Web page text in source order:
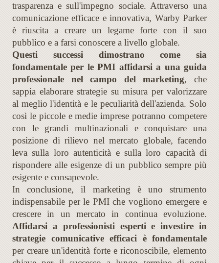
trasparenza e sull'impegno sociale. Attraverso una
comunicazione efficace e innovativa, Warby Parker
è riuscita a creare un legame forte con il suo
pubblico e a farsi conoscere a livello globale.
Questi successi dimostrano come sia
fondamentale per le PMI affidarsi a una guida
professionale nel campo del marketing, che
sappia elaborare strategie su misura per valorizzare
al meglio l'identità e le peculiarità dell'azienda. Solo
così le piccole e medie imprese potranno competere
con le grandi multinazionali e conquistare una
posizione di rilievo nel mercato globale, facendo
leva sulla loro autenticità e sulla loro capacità di
rispondere alle esigenze di un pubblico sempre più
esigente e consapevole.
In conclusione, il marketing è uno strumento
indispensabile per le PMI che vogliono emergere e
crescere in un mercato in continua evoluzione.
Affidarsi a professionisti esperti e investire in
strategie comunicative efficaci è fondamentale
per creare un'identità forte e riconoscibile, elemento